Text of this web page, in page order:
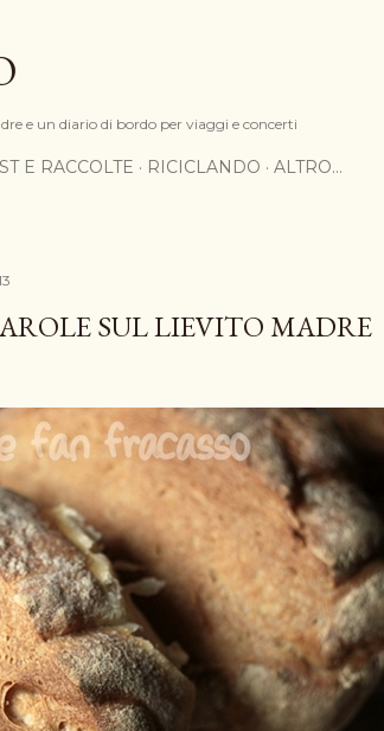
e un diario di bordo per viaggi e concerti
E RACCOLTE RICICLANDO ALTRO…
SUL LIEVITO MADRE